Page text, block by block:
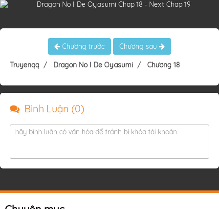
Chương trước Chương sau
Truyenqq Dragon No I De Oyasumi Chương 18
Bình Luận (0)
hãy bình luận có văn hóa để tránh bị khóa tài khoản